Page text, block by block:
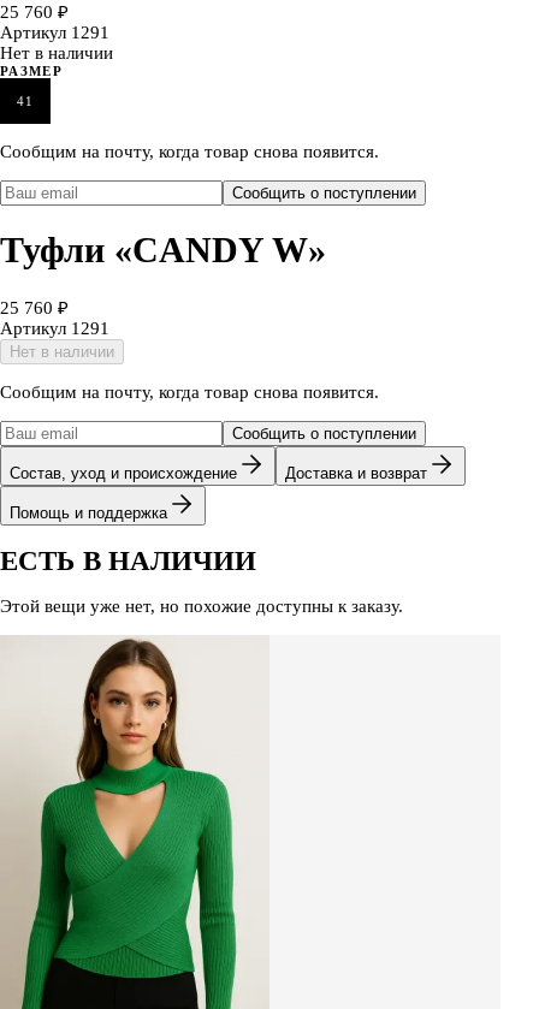
25 760 ₽
Артикул 1291
Нет в наличии
РАЗМЕР
41
Сообщим на почту, когда товар снова появится.
Сообщить о поступлении
Туфли «CANDY W»
25 760 ₽
Артикул 1291
Нет в наличии
Сообщим на почту, когда товар снова появится.
Сообщить о поступлении
Состав, уход и происхождение Доставка и возврат
Помощь и поддержка
ЕСТЬ В НАЛИЧИИ
Этой вещи уже нет, но похожие доступны к заказу.